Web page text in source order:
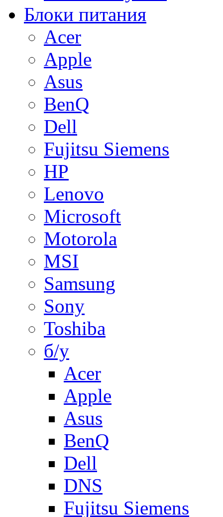
Блоки питания
Acer
Apple
Asus
BenQ
Dell
Fujitsu Siemens
HP
Lenovo
Microsoft
Motorola
MSI
Samsung
Sony
Toshiba
б/у
Acer
Apple
Asus
BenQ
Dell
DNS
Fujitsu Siemens